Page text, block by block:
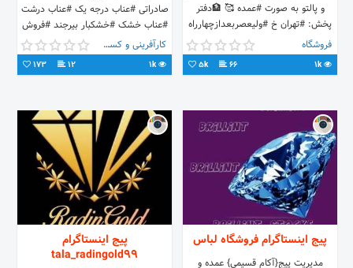
و پالتو به صورت #عمده 🥰 🏦دفتر
پخش: #تهران خ #ولیعصربعدازچهارراه
امیراکرم پاساژکیان طبقه دوم کانال
تلگراممون😌👇👇
فروشگاه
1k
66
5k
صادراتی #عناب درجه یک #عناب درشت
#عناب خشک #خشکبار بیرجند #فروش
عناب #عناب #عناب تازه #عناب درشت و
تازه #عناب سبز #حبه عناب #عناب
فروشی #ارسال سراسر کشور
کارآفرینی و کسب و کار
1k
12
173
پیج اینستاگرام فروشگاه لباس
مدیریت پیج{آکام قسیمی} عمده و
پیج اینستاگرام
tala_radingold99